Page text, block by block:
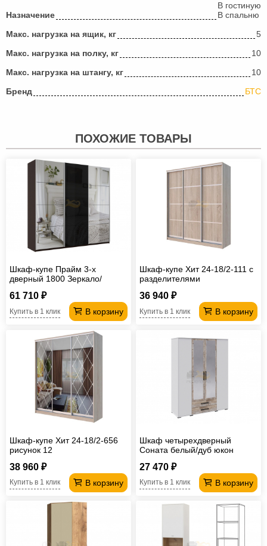
Назначение
В гостиную
В спальню
Макс. нагрузка на ящик, кг
5
Макс. нагрузка на полку, кг
10
Макс. нагрузка на штангу, кг
10
Бренд
БТС
ПОХОЖИЕ ТОВАРЫ
Шкаф-купе Прайм 3-х
дверный 1800 Зеркало/
Венге
61 710 ₽
В корзину
Купить в 1 клик
Шкаф-купе Хит 24-18/2-111 с
разделителями
36 940 ₽
В корзину
Купить в 1 клик
Шкаф-купе Хит 24-18/2-656
рисунок 12
38 960 ₽
В корзину
Купить в 1 клик
Шкаф четырехдверный
Соната белый/дуб юкон
27 470 ₽
В корзину
Купить в 1 клик